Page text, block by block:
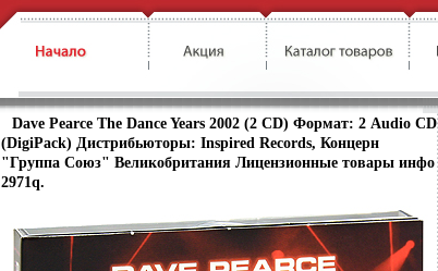
Dave Pearce The Dance Years 2002 (2 CD) Формат: 2 Audio CD
(DigiPack) Дистрибьюторы: Inspired Records, Концерн
"Группа Союз" Великобритания Лицензионные товары инфо
2971q.